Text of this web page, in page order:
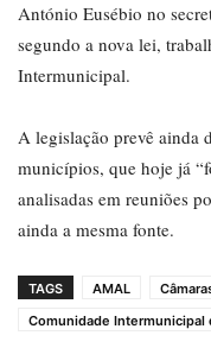
António Eusébio no
segundo a nova lei,
Intermunicipal.
A legislação prevê ainda
municípios, que hoje já
analisadas em reuniões
ainda a mesma fonte.
TAGS AMAL
Comunidade Intermunicipal